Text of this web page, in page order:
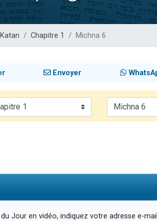
de donner son Maasser
Chapitre 1 Michna 6
Envoyer
Jour en vidéo, indiquez votre adresse e-